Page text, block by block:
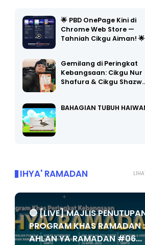
🌟 PBD OnePage Kini di
Chrome Web Store —
Tahniah Cikgu Aiman! 🌟
Gemilang di Peringkat
Kebangsaan: Cikgu Nur
Shafura & Cikgu
BAHAGIAN TUBUH
IHYA' RAMADAN
🔴 [LIVE] MAJLIS
PROGRAM KHAS RAMADAN :
AHLAN YA RAMADAN #06...